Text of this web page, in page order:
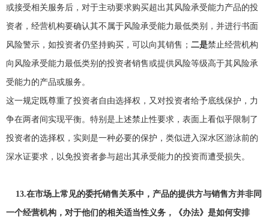
或接受相关服务后，对于主动要求购买超出其风险承受能力产品的投
资者，经营机构要确认其不属于风险承受能力最低类别，并进行书面
风险警示，如投资者仍坚持购买，可以向其销售； 二是禁止经营机构
向风险承受能力最低类别的投资者销售或提供风险等级高于其风险承
受能力的产品或服务。
这一规定既尊重了投资者自由选择权，又对投资者给予底线保护，力
争在两者间实现平衡。特别是上述禁止性要求，表面上看似乎限制了
投资者的选择权，实则是一种必要的保护，类似进入深水区游泳前的
深水证要求，以免投资者参与超出其承受能力的投资而遭受损失。
13.在市场上常见的委托销售关系中，产品的提供方与销售方并非同
一个经营机构，对于他们的相关适当性义务，《办法》是如何安排